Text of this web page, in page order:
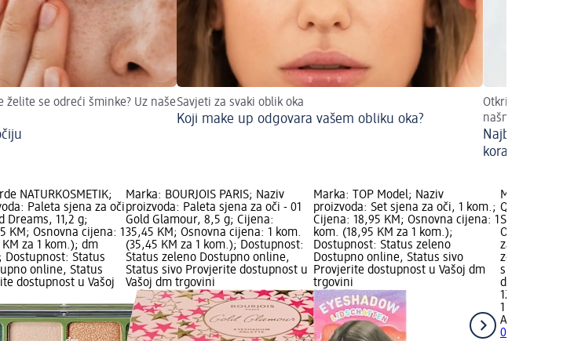
se odreći šminke? Uz našeSavjeti za svaki oblik oka
Koji make up odgovara vašem obliku oka?
Otkrijte kako
našminkati
Najbolji
koraka
NATURKOSMETIK;
Paleta sjena za oči
Dreams, 11,2 g;
KM; Osnovna cijena: 1
za 1 kom.); dm
Dostupnost: Status
online, Status
dostupnost u Vašoj
Marka: BOURJOIS PARIS; Naziv
proizvoda: Paleta sjena za oči - 01
Gold Glamour, 8,5 g; Cijena:
35,45 KM; Osnovna cijena: 1 kom.
(35,45 KM za 1 kom.); Dostupnost:
Status zeleno Dostupno online,
Status sivo Provjerite dostupnost u
Vašoj dm trgovini
Marka: TOP Model; Naziv
proizvoda: Set sjena za oči, 1 kom.;
Cijena: 18,95 KM; Osnovna cijena: 1
kom. (18,95 KM za 1 kom.);
Dostupnost: Status zeleno
Dostupno online, Status sivo
Provjerite dostupnost u Vašoj dm
trgovini
Marka:
Quattro
Sangria,
Osnovna
za 1 kom.);
zeleno
sivo
dm trgovini
12,30 KM
1 kom.
AURA
05 Sangria,